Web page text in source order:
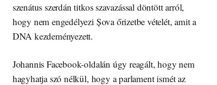
szenátus szerdán titkos szavazással döntött arról,
hogy nem engedélyezi Șova őrizetbe vételét, amit a
DNA kezdeményezett.
Johannis Facebook-oldalán úgy reagált, hogy nem
hagyhatja szó nélkül, hogy a parlament ismét az